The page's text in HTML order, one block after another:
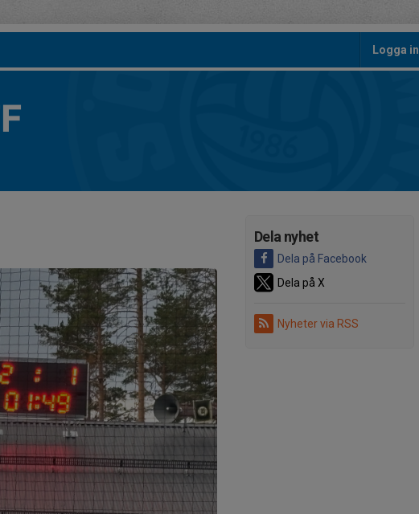
Logga in
Dela nyhet
Dela på Facebook
Dela på X
Nyheter via RSS